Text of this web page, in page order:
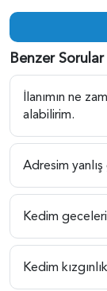
Benzer Sorular
İlanımın ne
alabilirim.
Adresim
Kedim
Kedim